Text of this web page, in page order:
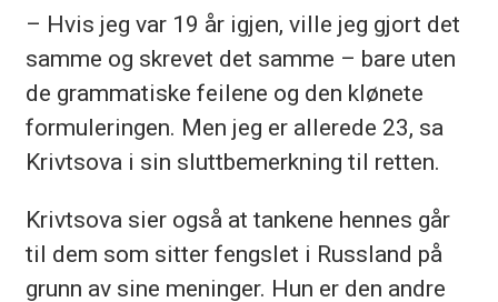
– Hvis jeg var 19 år igjen, ville jeg gjort det
samme og skrevet det samme – bare uten
de grammatiske feilene og den klønete
formuleringen. Men jeg er allerede 23, sa
Krivtsova i sin sluttbemerkning til retten.
Krivtsova sier også at tankene hennes går
til dem som sitter fengslet i Russland på
grunn av sine meninger. Hun er den andre